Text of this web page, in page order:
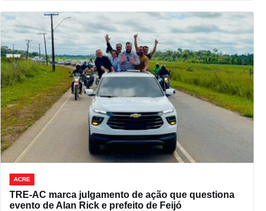
ACRE
TRE-AC marca julgamento de ação que questiona
evento de Alan Rick e prefeito de Feijó